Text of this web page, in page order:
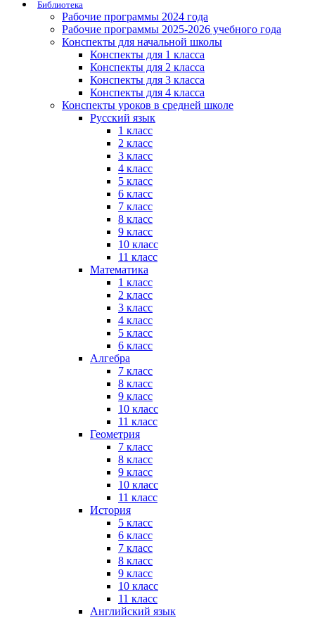
Библиотека
Рабочие программы 2024 года
Рабочие программы 2025-2026 учебного года
Конспекты для начальной школы
Конспекты для 1 класса
Конспекты для 2 класса
Конспекты для 3 класса
Конспекты для 4 класса
Конспекты уроков в средней школе
Русский язык
1 класс
2 класс
3 класс
4 класс
5 класс
6 класс
7 класс
8 класс
9 класс
10 класс
11 класс
Математика
1 класс
2 класс
3 класс
4 класс
5 класс
6 класс
Алгебра
7 класс
8 класс
9 класс
10 класс
11 класс
Геометрия
7 класс
8 класс
9 класс
10 класс
11 класс
История
5 класс
6 класс
7 класс
8 класс
9 класс
10 класс
11 класс
Английский язык